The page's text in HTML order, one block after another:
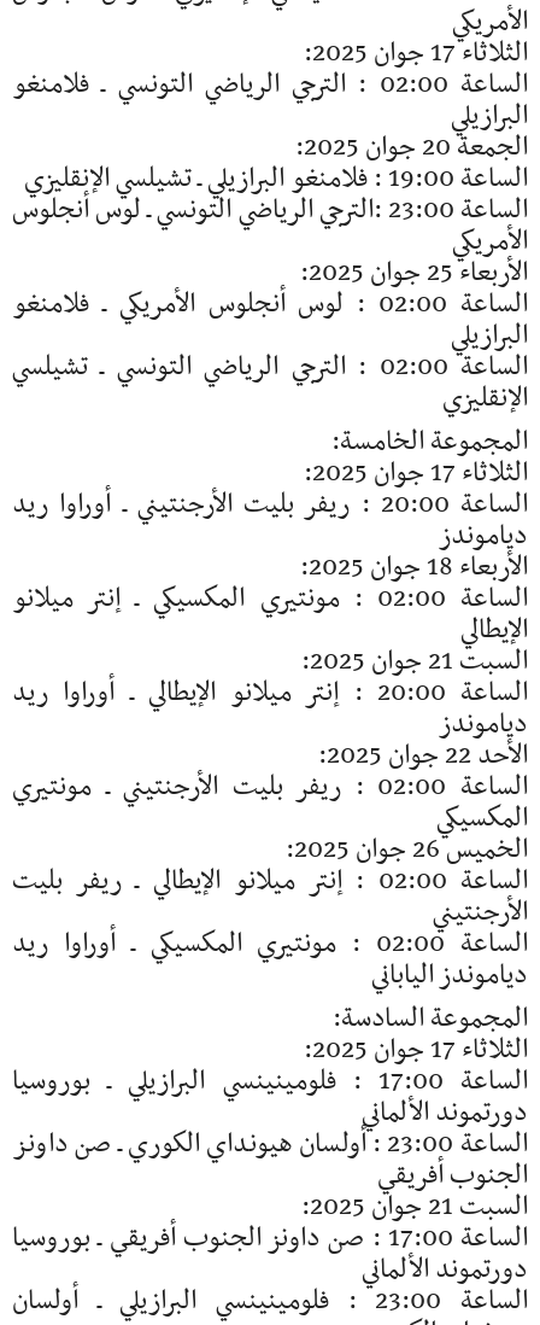
الأمريكي
الثلاثاء 17 جوان 2025:
الساعة 02:00 : الترجي الرياضي التونسي ـ فلامنغو
البرازيلي
الجمعة 20 جوان 2025:
الساعة 19:00 : فلامنغو البرازيلي ـ تشيلسي الإنقليزي
الساعة 23:00 :الترجي الرياضي التونسي ـ لوس أنجلوس
الأمريكي
الأربعاء 25 جوان 2025:
الساعة 02:00 : لوس أنجلوس الأمريكي ـ فلامنغو
البرازيلي
الساعة 02:00 : الترجي الرياضي التونسي ـ تشيلسي
الإنقليزي
المجموعة الخامسة:
الثلاثاء 17 جوان 2025:
الساعة 20:00 : ريفر بليت الأرجنتيني ـ أوراوا ريد
دياموندز
الأربعاء 18 جوان 2025:
الساعة 02:00 : مونتيري المكسيكي ـ إنتر ميلانو
الإيطالي
السبت 21 جوان 2025:
الساعة 20:00 : إنتر ميلانو الإيطالي ـ أوراوا ريد
دياموندز
الأحد 22 جوان 2025:
الساعة 02:00 : ريفر بليت الأرجنتيني ـ مونتيري
المكسيكي
الخميس 26 جوان 2025:
الساعة 02:00 : إنتر ميلانو الإيطالي ـ ريفر بليت
الأرجنتيني
الساعة 02:00 : مونتيري المكسيكي ـ أوراوا ريد
دياموندز الياباني
المجموعة السادسة:
الثلاثاء 17 جوان 2025:
الساعة 17:00 : فلومينينسي البرازيلي ـ بوروسيا
دورتموند الألماني
الساعة 23:00 : أولسان هيونداي الكوري ـ صن داونز
الجنوب أفريقي
السبت 21 جوان 2025:
الساعة 17:00 : صن داونز الجنوب أفريقي ـ بوروسيا
دورتموند الألماني
الساعة 23:00 : فلومينينسي البرازيلي ـ أولسان